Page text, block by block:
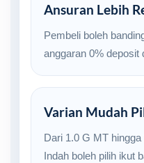
Ansuran Lebih
Pembeli boleh
anggaran 0% deposit
Varian Mudah
Dari 1.0 G MT
Indah boleh pilih ikut